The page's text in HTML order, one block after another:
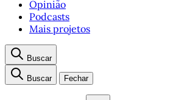
Opinião
Podcasts
Mais projetos
Buscar
Buscar Fechar